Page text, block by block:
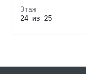
Этаж
24 из 25